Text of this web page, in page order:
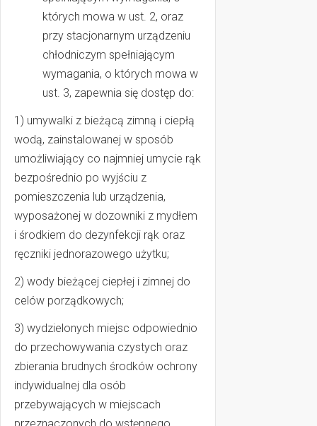
których mowa w ust. 2, oraz
przy stacjonarnym urządzeniu
chłodniczym spełniającym
wymagania, o których mowa w
ust. 3, zapewnia się dostęp do:
1) umywalki z bieżącą zimną i ciepłą
wodą, zainstalowanej w sposób
umożliwiający co najmniej umycie rąk
bezpośrednio po wyjściu z
pomieszczenia lub urządzenia,
wyposażonej w dozowniki z mydłem
i środkiem do dezynfekcji rąk oraz
ręczniki jednorazowego użytku;
2) wody bieżącej ciepłej i zimnej do
celów porządkowych;
3) wydzielonych miejsc odpowiednio
do przechowywania czystych oraz
zbierania brudnych środków ochrony
indywidualnej dla osób
przebywających w miejscach